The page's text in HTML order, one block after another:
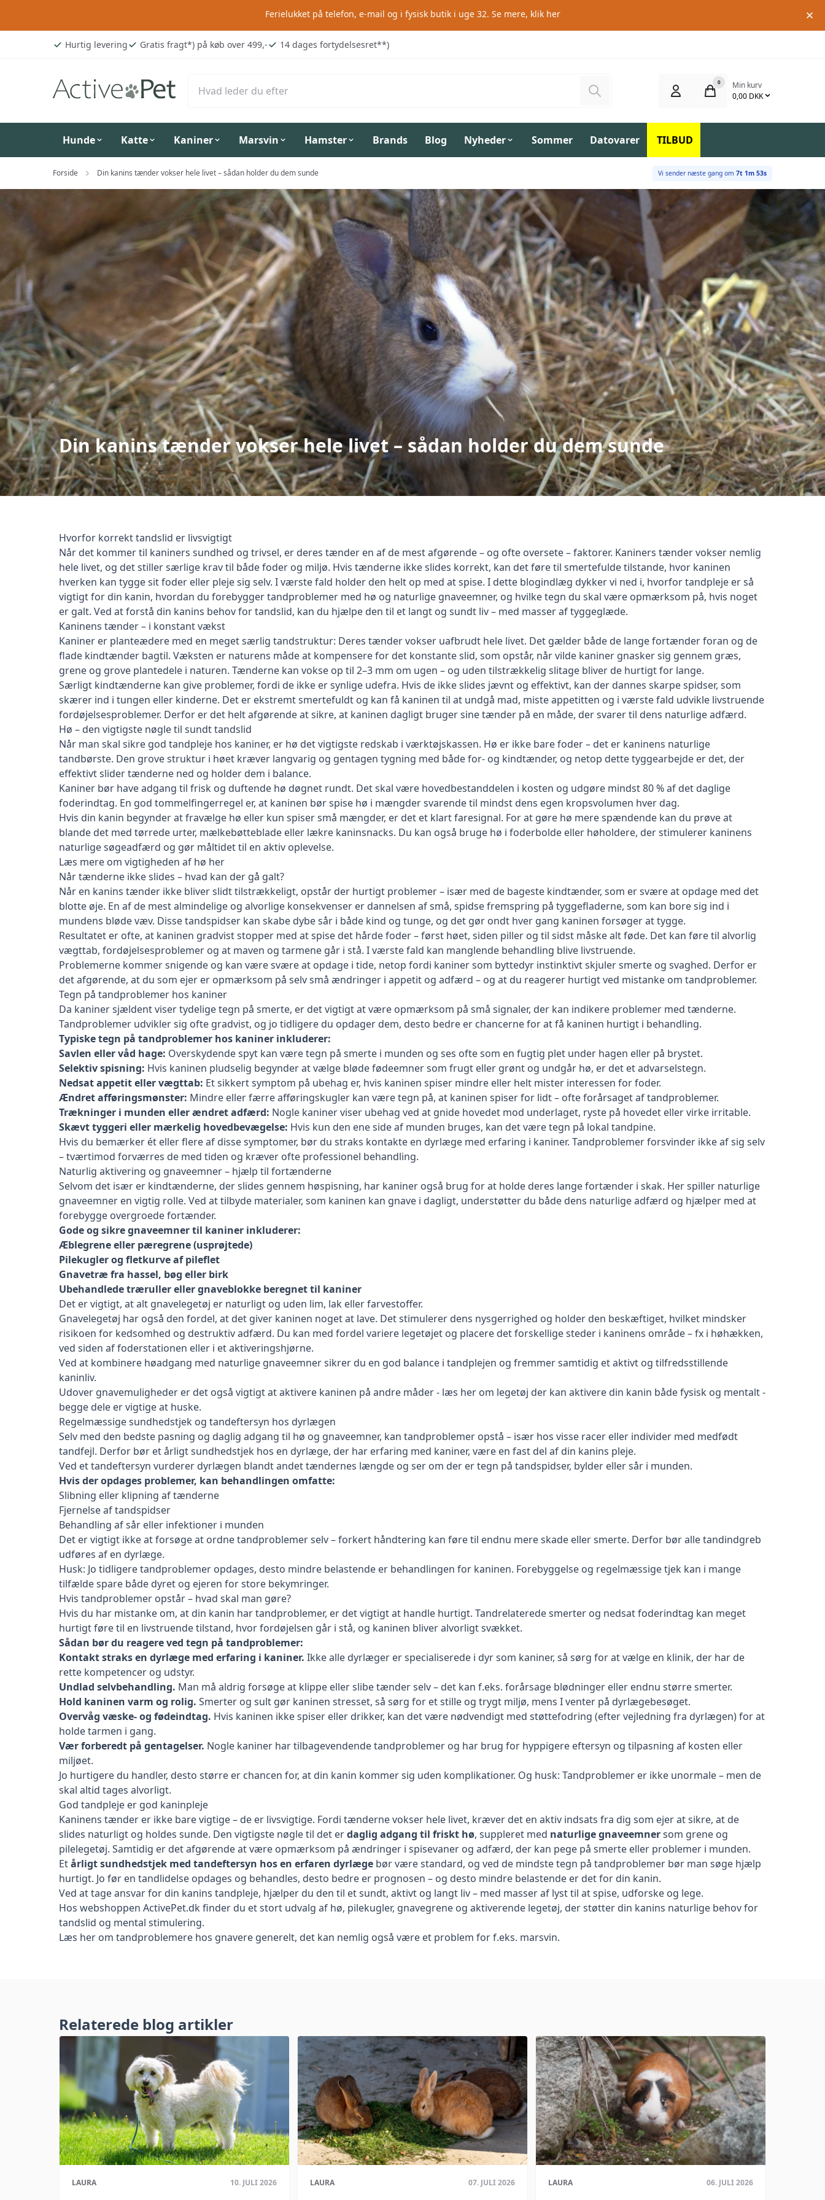
Ferielukket på telefon, e-mail og i fysisk butik i uge 32. Se mere, klik her
Hurtig levering Gratis fragt*) på køb over 499,- 14 dages fortydelsesret**)
Søg
0
Min kurv
0,00 DKK
Hunde Katte Kaniner Marsvin Hamster Brands Blog Nyheder Sommer Datovarer TILBUD
Forside Din kanins tænder vokser hele livet – sådan holder du dem sunde Vi sender næste gang om 7t 1m 51s
Din kanins tænder vokser hele livet – sådan holder du dem sunde
null
Hvorfor korrekt tandslid er livsvigtigt
Når det kommer til kaniners sundhed og trivsel, er deres tænder en af de mest afgørende – og ofte oversete – faktorer. Kaniners tænder vokser nemlig
hele livet, og det stiller særlige krav til både foder og miljø. Hvis tænderne ikke slides korrekt, kan det føre til smertefulde tilstande, hvor kaninen
hverken kan tygge sit foder eller pleje sig selv. I værste fald holder den helt op med at spise. I dette blogindlæg dykker vi ned i, hvorfor tandpleje er så
vigtigt for din kanin, hvordan du forebygger tandproblemer med hø og naturlige gnaveemner, og hvilke tegn du skal være opmærksom på, hvis noget
er galt. Ved at forstå din kanins behov for tandslid, kan du hjælpe den til et langt og sundt liv – med masser af tyggeglæde.
Kaninens tænder – i konstant vækst
Kaniner er planteædere med en meget særlig tandstruktur: Deres tænder vokser uafbrudt hele livet. Det gælder både de lange fortænder foran og de
flade kindtænder bagtil. Væksten er naturens måde at kompensere for det konstante slid, som opstår, når vilde kaniner gnasker sig gennem græs,
grene og grove plantedele i naturen. Tænderne kan vokse op til 2–3 mm om ugen – og uden tilstrækkelig slitage bliver de hurtigt for lange.
Særligt kindtænderne kan give problemer, fordi de ikke er synlige udefra. Hvis de ikke slides jævnt og effektivt, kan der dannes skarpe spidser, som
skærer ind i tungen eller kinderne. Det er ekstremt smertefuldt og kan få kaninen til at undgå mad, miste appetitten og i værste fald udvikle livstruende
fordøjelsesproblemer. Derfor er det helt afgørende at sikre, at kaninen dagligt bruger sine tænder på en måde, der svarer til dens naturlige adfærd.
Hø – den vigtigste nøgle til sundt tandslid
Når man skal sikre god tandpleje hos kaniner, er hø det vigtigste redskab i værktøjskassen. Hø er ikke bare foder – det er kaninens naturlige
tandbørste. Den grove struktur i høet kræver langvarig og gentagen tygning med både for- og kindtænder, og netop dette tyggearbejde er det, der
effektivt slider tænderne ned og holder dem i balance.
Kaniner bør have adgang til frisk og duftende hø døgnet rundt. Det skal være hovedbestanddelen i kosten og udgøre mindst 80 % af det daglige
foderindtag. En god tommelfingerregel er, at kaninen bør spise hø i mængder svarende til mindst dens egen kropsvolumen hver dag.
Hvis din kanin begynder at fravælge hø eller kun spiser små mængder, er det et klart faresignal. For at gøre hø mere spændende kan du prøve at
blande det med tørrede urter, mælkebøtteblade eller lækre kaninsnacks. Du kan også bruge hø i foderbolde eller høholdere, der stimulerer kaninens
naturlige søgeadfærd og gør måltidet til en aktiv oplevelse.
Læs mere om vigtigheden af hø her
Når tænderne ikke slides – hvad kan der gå galt?
Når en kanins tænder ikke bliver slidt tilstrækkeligt, opstår der hurtigt problemer – især med de bageste kindtænder, som er svære at opdage med det
blotte øje. En af de mest almindelige og alvorlige konsekvenser er dannelsen af små, spidse fremspring på tyggefladerne, som kan bore sig ind i
mundens bløde væv. Disse tandspidser kan skabe dybe sår i både kind og tunge, og det gør ondt hver gang kaninen forsøger at tygge.
Resultatet er ofte, at kaninen gradvist stopper med at spise det hårde foder – først høet, siden piller og til sidst måske alt føde. Det kan føre til alvorlig
vægttab, fordøjelsesproblemer og at maven og tarmene går i stå. I værste fald kan manglende behandling blive livstruende.
Problemerne kommer snigende og kan være svære at opdage i tide, netop fordi kaniner som byttedyr instinktivt skjuler smerte og svaghed. Derfor er
det afgørende, at du som ejer er opmærksom på selv små ændringer i appetit og adfærd – og at du reagerer hurtigt ved mistanke om tandproblemer.
Tegn på tandproblemer hos kaniner
Da kaniner sjældent viser tydelige tegn på smerte, er det vigtigt at være opmærksom på små signaler, der kan indikere problemer med tænderne.
Tandproblemer udvikler sig ofte gradvist, og jo tidligere du opdager dem, desto bedre er chancerne for at få kaninen hurtigt i behandling.
Typiske tegn på tandproblemer hos kaniner inkluderer:
Savlen eller våd hage: Overskydende spyt kan være tegn på smerte i munden og ses ofte som en fugtig plet under hagen eller på brystet.
Selektiv spisning: Hvis kaninen pludselig begynder at vælge bløde fødeemner som frugt eller grønt og undgår hø, er det et advarselstegn.
Nedsat appetit eller vægttab: Et sikkert symptom på ubehag er, hvis kaninen spiser mindre eller helt mister interessen for foder.
Ændret afføringsmønster: Mindre eller færre afføringskugler kan være tegn på, at kaninen spiser for lidt – ofte forårsaget af tandproblemer.
Trækninger i munden eller ændret adfærd: Nogle kaniner viser ubehag ved at gnide hovedet mod underlaget, ryste på hovedet eller virke irritable.
Skævt tyggeri eller mærkelig hovedbevægelse: Hvis kun den ene side af munden bruges, kan det være tegn på lokal tandpine.
Hvis du bemærker ét eller flere af disse symptomer, bør du straks kontakte en dyrlæge med erfaring i kaniner. Tandproblemer forsvinder ikke af sig selv
– tværtimod forværres de med tiden og kræver ofte professionel behandling.
Naturlig aktivering og gnaveemner – hjælp til fortænderne
Selvom det især er kindtænderne, der slides gennem høspisning, har kaniner også brug for at holde deres lange fortænder i skak. Her spiller naturlige
gnaveemner en vigtig rolle. Ved at tilbyde materialer, som kaninen kan gnave i dagligt, understøtter du både dens naturlige adfærd og hjælper med at
forebygge overgroede fortænder.
Gode og sikre gnaveemner til kaniner inkluderer:
Æblegreneeller pæregrene (usprøjtede)
Pilekugler og fletkurve af pileflet
Gnavetræ fra hassel, bøg eller birk
Ubehandlede træruller ellergnaveblokke beregnet til kaniner
Det er vigtigt, at alt gnavelegetøj er naturligt og uden lim, lak eller farvestoffer.
Gnavelegetøj har også den fordel, at det giver kaninen noget at lave. Det stimulerer dens nysgerrighed og holder den beskæftiget, hvilket mindsker
risikoen for kedsomhed og destruktiv adfærd. Du kan med fordel variere legetøjet og placere det forskellige steder i kaninens område – fx i høhækken,
ved siden af foderstationen eller i et aktiveringshjørne.
Ved at kombinere høadgang med naturlige gnaveemner sikrer du en god balance i tandplejen og fremmer samtidig et aktivt og tilfredsstillende
kaninliv.
Udover gnavemuligheder er det også vigtigt at aktivere kaninen på andre måder - læs her om legetøj der kan aktivere din kanin både fysisk og mentalt-
begge dele er vigtige at huske.
Regelmæssige sundhedstjek og tandeftersyn hos dyrlægen
Selv med den bedste pasning og daglig adgang til hø og gnaveemner, kan tandproblemer opstå – især hos visse racer eller individer med medfødt
tandfejl. Derfor bør et årligt sundhedstjek hos en dyrlæge, der har erfaring med kaniner, være en fast del af din kanins pleje.
Ved et tandeftersyn vurderer dyrlægen blandt andet tændernes længde og ser om der er tegn på tandspidser, bylder eller sår i munden.
Hvis der opdages problemer, kan behandlingen omfatte:
Slibning eller klipning af tænderne
Fjernelse af tandspidser
Behandling af sår eller infektioner i munden
Det er vigtigt ikke at forsøge at ordne tandproblemer selv – forkert håndtering kan føre til endnu mere skade eller smerte. Derfor bør alle tandindgreb
udføres af en dyrlæge.
Husk: Jo tidligere tandproblemer opdages, desto mindre belastende er behandlingen for kaninen. Forebyggelse og regelmæssige tjek kan i mange
tilfælde spare både dyret og ejeren for store bekymringer.
Hvis tandproblemer opstår – hvad skal man gøre?
Hvis du har mistanke om, at din kanin har tandproblemer, er det vigtigt at handle hurtigt. Tandrelaterede smerter og nedsat foderindtag kan meget
hurtigt føre til en livstruende tilstand, hvor fordøjelsen går i stå, og kaninen bliver alvorligt svækket.
Sådan bør du reagere ved tegn på tandproblemer:
Kontakt straks en dyrlæge med erfaring i kaniner. Ikke alle dyrlæger er specialiserede i dyr som kaniner, så sørg for at vælge en klinik, der har de
rette kompetencer og udstyr.
Undlad selvbehandling. Man må aldrig forsøge at klippe eller slibe tænder selv – det kan f.eks. forårsage blødninger eller endnu større smerter.
Hold kaninen varm og rolig. Smerter og sult gør kaninen stresset, så sørg for et stille og trygt miljø, mens I venter på dyrlægebesøget.
Overvåg væske- og fødeindtag. Hvis kaninen ikke spiser eller drikker, kan det være nødvendigt med støttefodring (efter vejledning fra dyrlægen) for at
holde tarmen i gang.
Vær forberedt på gentagelser. Nogle kaniner har tilbagevendende tandproblemer og har brug for hyppigere eftersyn og tilpasning af kosten eller
miljøet.
Jo hurtigere du handler, desto større er chancen for, at din kanin kommer sig uden komplikationer. Og husk: Tandproblemer er ikke unormale – men de
skal altid tages alvorligt.
God tandpleje er god kaninpleje
Kaninens tænder er ikke bare vigtige – de er livsvigtige. Fordi tænderne vokser hele livet, kræver det en aktiv indsats fra dig som ejer at sikre, at de
slides naturligt og holdes sunde. Den vigtigste nøgle til det erdaglig adgang til friskt hø, suppleret med naturlige gnaveemnersom grene og
pilelegetøj. Samtidig er det afgørende at være opmærksom på ændringer i spisevaner og adfærd, der kan pege på smerte eller problemer i munden.
Etårligt sundhedstjek med tandeftersyn hos en erfaren dyrlæge bør være standard, og ved de mindste tegn på tandproblemer bør man søge hjælp
hurtigt. Jo før en tandlidelse opdages og behandles, desto bedre er prognosen – og desto mindre belastende er det for din kanin.
Ved at tage ansvar for din kanins tandpleje, hjælper du den til et sundt, aktivt og langt liv – med masser af lyst til at spise, udforske og lege.
Hos webshoppen ActivePet.dkfinder du et stort udvalg af hø, pilekugler, gnavegrene og aktiverende legetøj, der støtter din kanins naturlige behov for
tandslid og mental stimulering.
Læs her om tandproblemere hos gnavere generelt, det kan nemlig også være et problem for f.eks. marsvin.
Relaterede blog artikler
LAURA 10. JULI 2026 LAURA 07. JULI 2026 LAURA 06. JULI 2026